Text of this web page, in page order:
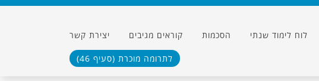
לוח לימוד שנתי הסכמות
לתרומה מוכרת (סעיף 46)
קוראים מגיבים יצירת קשר